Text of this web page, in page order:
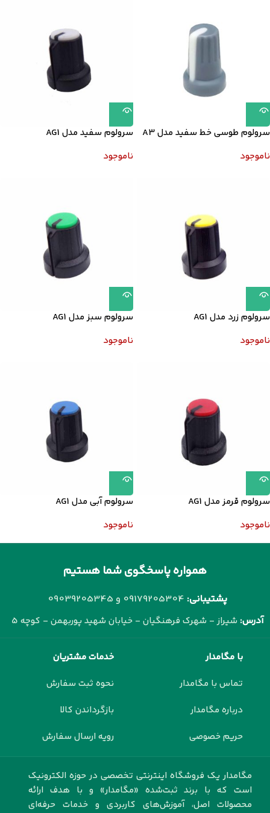
سرولوم طوسی خط سفید مدل A3
ناموجود
سرولوم سفید مدل AG1
ناموجود
سرولوم زرد مدل AG1
ناموجود
سرولوم سبز مدل AG1
ناموجود
سرولوم قرمز مدل AG1
ناموجود
سرولوم آبی مدل AG1
ناموجود
همواره پاسخگوی شما هستیم
پشتیبانی: 09179205304 و 09039205345
آدرس: شیراز - شهرک فرهنگیان - خیابان شهید پوربهمن - کوچه 5
با مگامدار
تماس با مگامدار
درباره مگامدار
حریم خصوصی
خدمات مشتریان
نحوه ثبت سفارش
بازگرداندن کالا
رویه ارسال سفارش
مگامدار یک فروشگاه اینترنتی تخصصی در حوزه الکترونیک
است که با برند ثبت‌شده «مگامدار» و با هدف ارائه
محصولات اصل، آموزش‌های کاربردی و خدمات حرفه‌ای